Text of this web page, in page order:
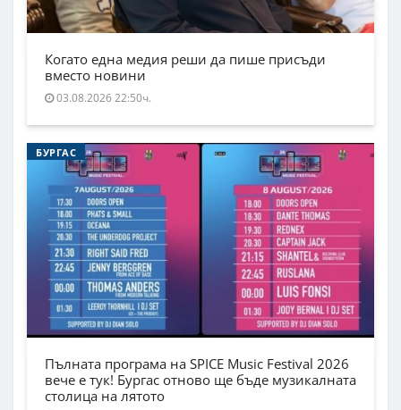
Когато една медия реши да пише присъди
вместо новини
03.08.2026 22:50ч.
БУРГАС
Пълната програма на SPICE Music Festival 2026
вече е тук! Бургас отново ще бъде музикалната
столица на лятото